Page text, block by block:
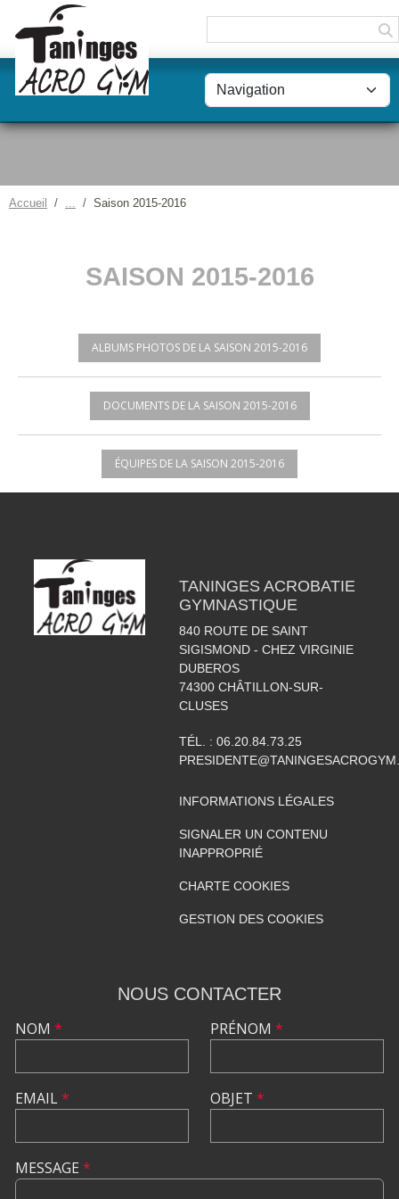
Accueil Saison 2015-2016
SAISON 2015-2016
ALBUMS PHOTOS DE LA SAISON 2015-2016
DOCUMENTS DE LA SAISON 2015-2016
ÉQUIPES DE LA SAISON 2015-2016
TANINGES ACROBATIE
GYMNASTIQUE
840 ROUTE DE SAINT
SIGISMOND - CHEZ VIRGINIE
DUBEROS
74300 CHÂTILLON-SUR-
CLUSES
TÉL. : 06.20.84.73.25
INFORMATIONS LÉGALES
SIGNALER UN CONTENU
INAPPROPRIÉ
CHARTE COOKIES
GESTION DES COOKIES
NOUS CONTACTER
NOM *
EMAIL*
PRÉNOM *
OBJET *
MESSAGE *
Panneau de gestion des cookies